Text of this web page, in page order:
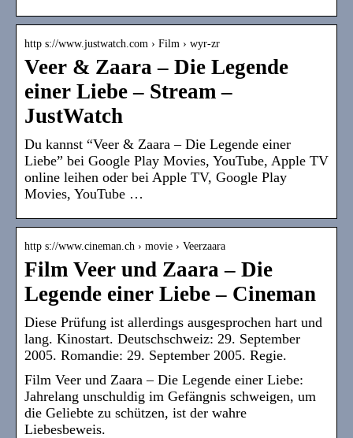
http s://www.justwatch.com › Film › wyr-zr
Veer & Zaara – Die Legende
einer Liebe – Stream –
JustWatch
Du kannst “Veer & Zaara – Die Legende einer
Liebe” bei Google Play Movies, YouTube, Apple TV
online leihen oder bei Apple TV, Google Play
Movies, YouTube …
http s://www.cineman.ch › movie › Veerzaara
Film Veer und Zaara – Die
Legende einer Liebe – Cineman
Diese Prüfung ist allerdings ausgesprochen hart und
lang. Kinostart. Deutschschweiz: 29. September
2005. Romandie: 29. September 2005. Regie.
Film Veer und Zaara – Die Legende einer Liebe:
Jahrelang unschuldig im Gefängnis schweigen, um
die Geliebte zu schützen, ist der wahre
Liebesbeweis.